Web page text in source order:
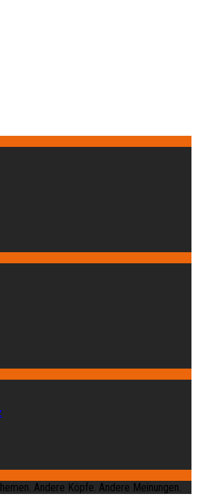
Andere Köpfe. Andere Meinungen.